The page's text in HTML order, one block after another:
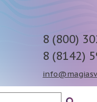
8 (800)
8 (8142)